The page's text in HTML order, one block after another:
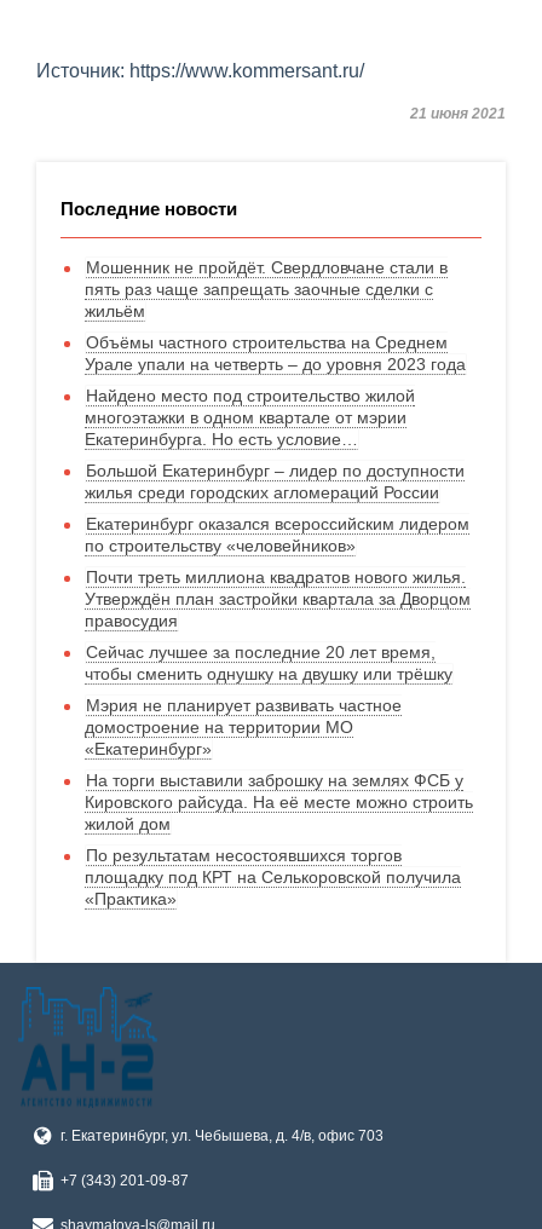
Источник: https://www.kommersant.ru/
21 июня 2021
Последние новости
Мошенник не пройдёт. Свердловчане стали в
пять раз чаще запрещать заочные сделки с
жильём
Объёмы частного строительства на Среднем
Урале упали на четверть – до уровня 2023 года
Найдено место под строительство жилой
многоэтажки в одном квартале от мэрии
Екатеринбурга. Но есть условие…
Большой Екатеринбург – лидер по доступности
жилья среди городских агломераций России
Екатеринбург оказался всероссийским лидером
по строительству «человейников»
Почти треть миллиона квадратов нового жилья.
Утверждён план застройки квартала за Дворцом
правосудия
Сейчас лучшее за последние 20 лет время,
чтобы сменить однушку на двушку или трёшку
Мэрия не планирует развивать частное
домостроение на территории МО
«Екатеринбург»
На торги выставили заброшку на землях ФСБ у
Кировского райсуда. На её месте можно строить
жилой дом
По результатам несостоявшихся торгов
площадку под КРТ на Селькоровской получила
«Практика»
г. Екатеринбург, ул. Чебышева, д. 4/в, офис 703
+7 (343) 201-09-87
shaymatova-ls@mail.ru